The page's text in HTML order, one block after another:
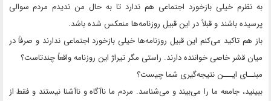
به نظرم خیلی بازخورد اجتماعی هم ندارد تا به حال من ندیدم مردم سوالی
پرسیده باشند و قبلاً در این قبیل روزنامه‌ها منعکس شده باشد.
باز هم تاکید می‌کنم این قبیل روزنامه‌ها خیلی بازخورد اجتماعی ندارند و صرفاً در
میان قشر خاصی خواننده دارند. راستی مگر تیراژ این روزنامه واقعاً چندتاست؟
مبنــای ایـــن نتیجه‌گیری شما چیست؟
ببینید، جامعه ما را می‌بیند و می‌شناسد. مردم ما نا‌آگاه و نا‌آشنا نیستند و فقط از